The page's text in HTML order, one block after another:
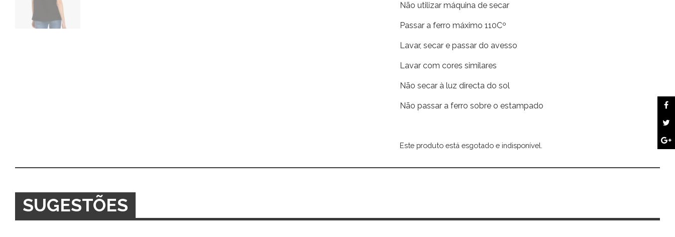
Não utilizar máquina de secar
Passar a ferro máximo 110Cº
Lavar, secar e passar do avesso
Lavar com cores similares
Não secar à luz directa do sol
Não passar a ferro sobre o estampado
Este produto está esgotado e indisponível.
Alternative:
SUGESTÕES